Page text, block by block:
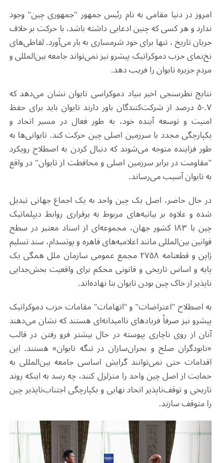
امروز در دنیا مقامی به نام رئیس جمهور "جمهوری چین" وجود
ندارد و هر کسی که چنین ادعایی داشته باشد، با حرکت بر خلاف
جریان تاریخ ، تنها برای خود شرمساری به بار می‌آورد. لفاظی‌های
نخ‌نمای حزب دموکراتیک پیشرو نیز نمی‌تواند جامعه بین‌المللی و
مردم جزیره تایوان را فریب ‌دهد.
نتایج نظرسنجی اخیر بنیاد دموکراسی تایوان نشان می‌دهد که
۵۰.۷ درصد از شرکت‌کنندگان باور دارند تایوان باید برای حفظ
امنیت و توسعه آینده خود، به طور فعال در مسیر اتحاد و
یکپارچگی مجدد با سرزمین اصلی چین حرکت کند. تایوانی‌ها به
طور فزاینده متوجه می‌شوند که دنبال کردن به اصطلاح رویکرد
"مقاومت در برابر سرزمین اصلی و محافظت از تایوان" در واقع
به تایوان آسیب می‌رساند.
در حال حاضر، اصل یک چین واحد به یک اجماع جهانی تبدیل
شده و علاوه بر بیانیه‌های مربوط به برقراری روابط دیپلماتیک
چین با ۱۸۳ کشور جهان، مجموعه‌ای از اسناد معتبر در سطح
قوانین بین‌المللی مانند اعلامیه‌های قاهره و پوتسدام، سند تسلیم
ژاپن و قطعنامه ۲۷۵۸ مجمع عمومی سازمان ملل همگی یک
پایه و اساس تاریخی و قانونی محکم برای واقعیت بخش‌جدایی
ناپذیر از خاک چین بودن تایوان بنا نهاده‌اند.
به اصطلاح "اعتراضات" و "اتهامات" مقامات حزب دموکراتیک
پیشرو نیز صرفاً فریادهای ناامیدانه‌ای هستند که نشان می‌دهند
آنان از روی ناچاری پیوسته در حال بیشتر فرو رفتن در قالب
«نابودگران صلح و بحران‌سازان در تنگه تایوان» هستند. این
اقدامات حتی نمی‌توانند گرایش اساسی جامعه بین‌المللی به
حمایت از اصل چین واحد را متزلزل کنند، چه رسد به اینکه روند
تاریخی و توقف‌ناپذیر اتحاد نهایی و یکپارچگی اجتناب‌ناپذیر چین
را متوقف سازند.